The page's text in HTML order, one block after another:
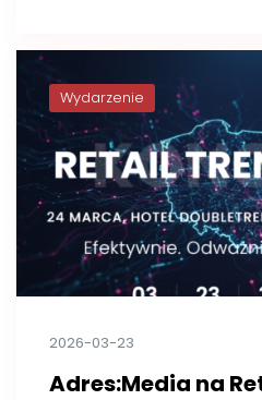
Wydarzenie
2026-03-23
Adres:Media na